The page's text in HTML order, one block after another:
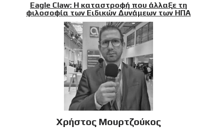
Eagle Claw: Η καταστροφή που άλλαξε τη
φιλοσοφία των Ειδικών Δυνάμεων των ΗΠΑ
Χρήστος Μουρτζούκος